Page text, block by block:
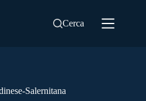
Cerca
Salernitana